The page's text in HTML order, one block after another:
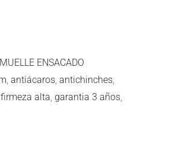
ENSACADO
,antiácaros ,antichinches
,firmeza alta ,garantia 3 años